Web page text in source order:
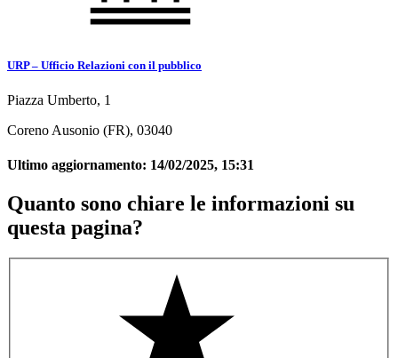
URP – Ufficio Relazioni con il pubblico
Piazza Umberto, 1
Coreno Ausonio (FR), 03040
Ultimo aggiornamento: 14/02/2025, 15:31
Quanto sono chiare le informazioni su
questa pagina?